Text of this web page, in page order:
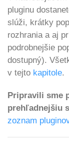
pluginu
slúži, krátky
rozhrania a aj
podrobnejšie
dostupný).
v tejto kapitole.
Pripravili sme
prehľadnejšiu
zoznam